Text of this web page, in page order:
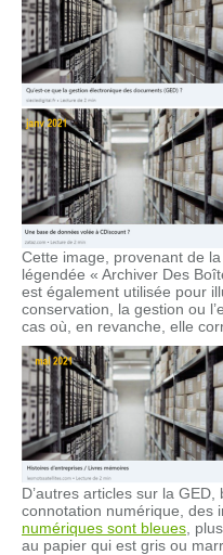
Cette image, provenant de
légendée « Archiver Des
est également utilisée pour
conservation, la gestion ou
cas où, en revanche, elle
D’autres articles sur la
connotation numérique, des
numériques sont bleues ,
au papier qui est gris ou